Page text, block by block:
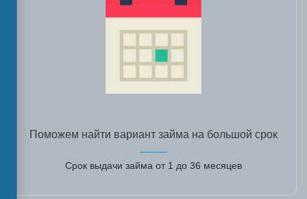
Поможем найти вариант займа на большой срок
Срок выдачи займа от 1 до 36 месяцев